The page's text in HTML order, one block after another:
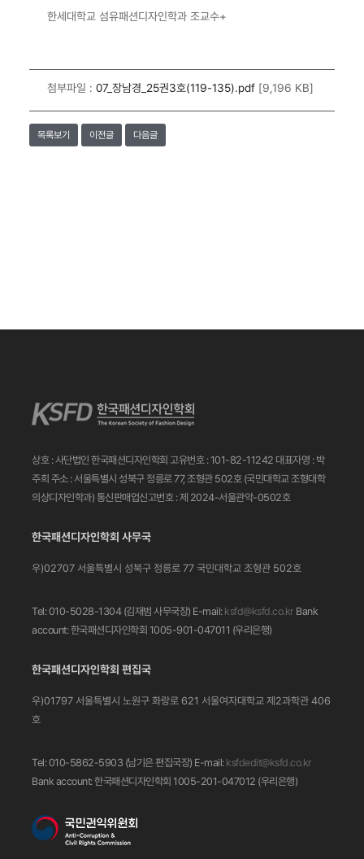
한세대학교 섬유패션디자인학과 조교수+
첨부파일 : 07_장남경_25권3호(119-135).pdf[9,196 KB]
목록보기 이전글 다음글
상호 : 사단법인 한국패션디자인학회 고유번호 : 101-82-11242 대표자명 : 박
주희 주소 : 서울특별시 성북구 정릉로 77, 조형관 502호 (국민대학교 조형대학
의상디자인학과) 통신판매업신고번호 : 제 2024-서울관악-0502호
한국패션디자인학회 사무국
우)02707 서울특별시 성북구 정릉로 77 국민대학교 조형관 502호
Tel: 010-5028-1304 (김재범 사무국장) E-mail: ksfd@ksfd.co.kr Bank
account: 한국패션디자인학회 1005-901-047011 (우리은행)
한국패션디자인학회 편집국
우)01797 서울특별시 노원구 화랑로 621 서울여자대학교 제2과학관 406
호
Tel: 010-5862-5903 (남기은 편집국장) E-mail: ksfdedit@ksfd.co.kr
Bank account: 한국패션디자인학회 1005-201-047012 (우리은행)